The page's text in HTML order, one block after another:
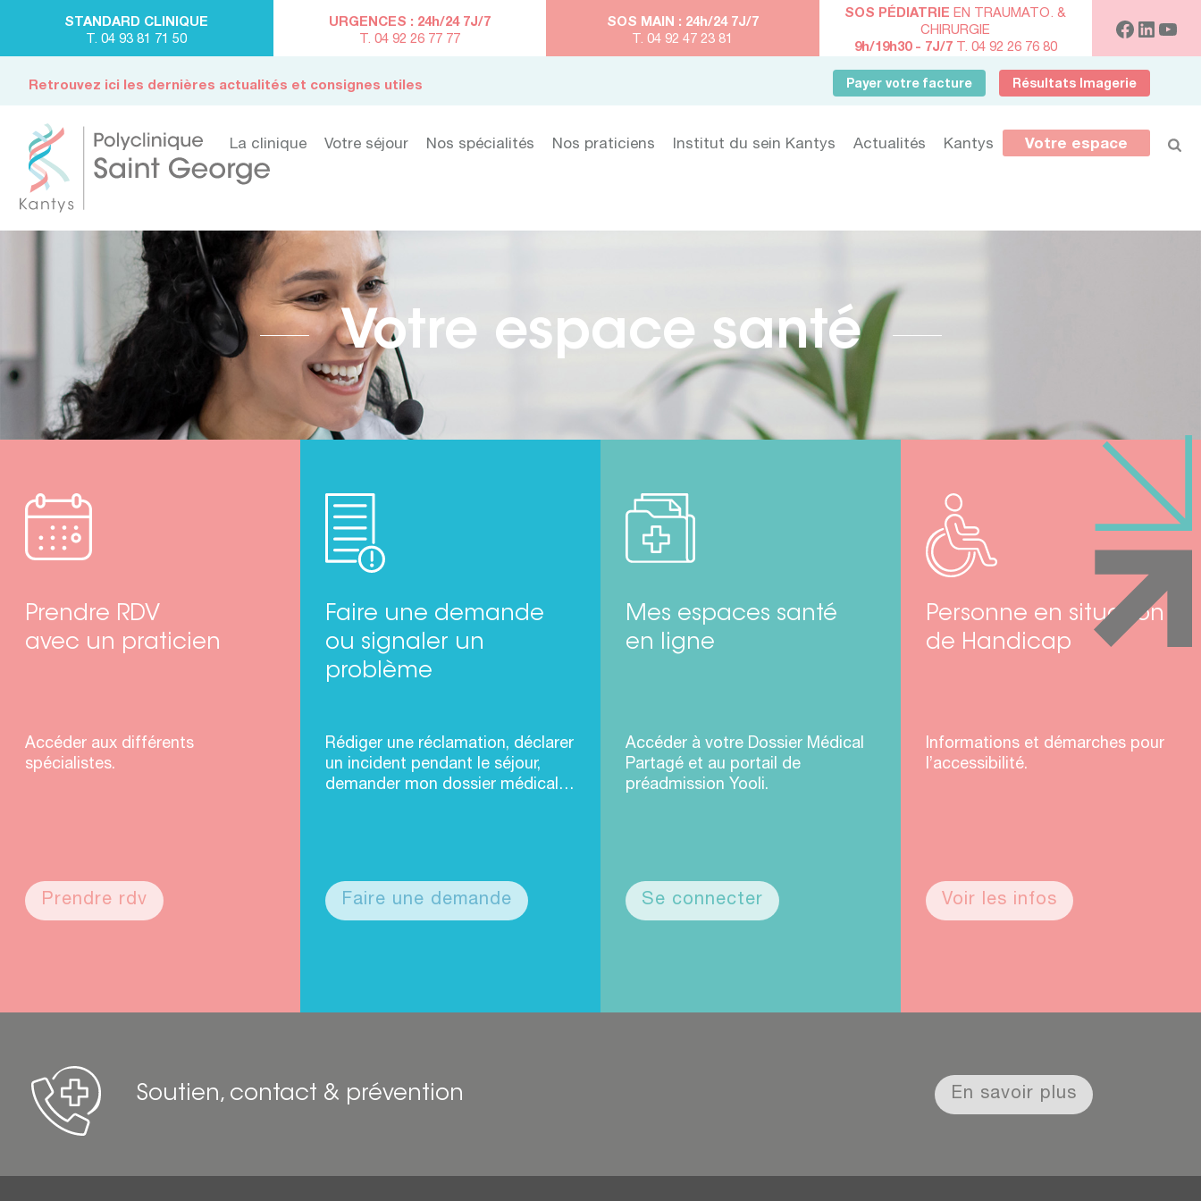
STANDARD CLINIQUE
T. 04 93 81 71 50
URGENCES : 24h/24 7J/7
T. 04 92 26 77 77
SOS MAIN : 24h/24 7J/7
T. 04 92 47 23 81
SOS PÉDIATRIE EN TRAUMATO. &
CHIRURGIE
9h/19h30 - 7J/7T. 04 92 26 76 80
Retrouvez ici les dernières actualités et consignes utiles Payer votre facture Résultats Imagerie
La clinique Votre séjour Nos spécialités Nos praticiens Institut du sein Kantys Actualités Kantys Votre espace
Votre espace santé
Prendre RDV
avec un praticien
Accéder aux différents
spécialistes.
Prendre rdv
Faire une demande
ou signaler un
problème
Rédiger une réclamation, déclarer
un incident pendant le séjour,
demander mon dossier médical…
Faire une demande
Mes espaces santé
en ligne
Accéder à votre Dossier Médical
Partagé et au portail de
préadmission Yooli.
Se connecter
Personne en situation
de Handicap
Informations et démarches pour
l’accessibilité.
Voir les infos
Soutien, contact & prévention En savoir plus